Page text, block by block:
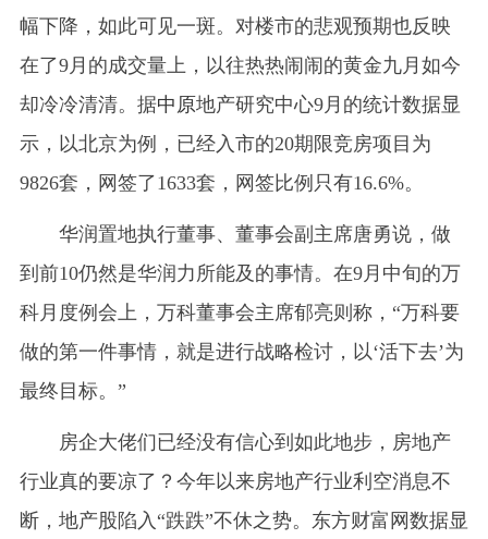
幅下降，如此可见一斑。对楼市的悲观预期也反映
在了9月的成交量上，以往热热闹闹的黄金九月如今
却冷冷清清。据中原地产研究中心9月的统计数据显
示，以北京为例，已经入市的20期限竞房项目为
9826套，网签了1633套，网签比例只有16.6%。
华润置地执行董事、董事会副主席唐勇说，做
到前10仍然是华润力所能及的事情。在9月中旬的万
科月度例会上，万科董事会主席郁亮则称，“万科要
做的第一件事情，就是进行战略检讨，以‘活下去’为
最终目标。”
房企大佬们已经没有信心到如此地步，房地产
行业真的要凉了？今年以来房地产行业利空消息不
断，地产股陷入“跌跌”不休之势。东方财富网数据显